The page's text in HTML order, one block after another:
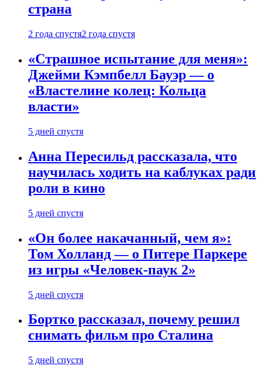
страна
2 года спустя2 года спустя
«Страшное испытание для меня»:
Джейми Кэмпбелл Бауэр — о
«Властелине колец: Кольца
власти»
5 дней спустя
Анна Пересильд рассказала, что
научилась ходить на каблуках ради
роли в кино
5 дней спустя
«Он более накачанный, чем я»:
Том Холланд — о Питере Паркере
из игры «Человек-паук 2»
5 дней спустя
Бортко рассказал, почему решил
снимать фильм про Сталина
5 дней спустя